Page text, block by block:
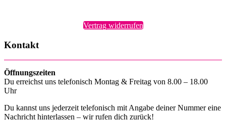
Vertrag widerrufen
Kontakt
Öffnungszeiten
Du erreichst uns telefonisch Montag & Freitag von 8.00 – 18.00
Uhr
Du kannst uns jederzeit telefonisch mit Angabe deiner Nummer eine
Nachricht hinterlassen – wir rufen dich zurück!